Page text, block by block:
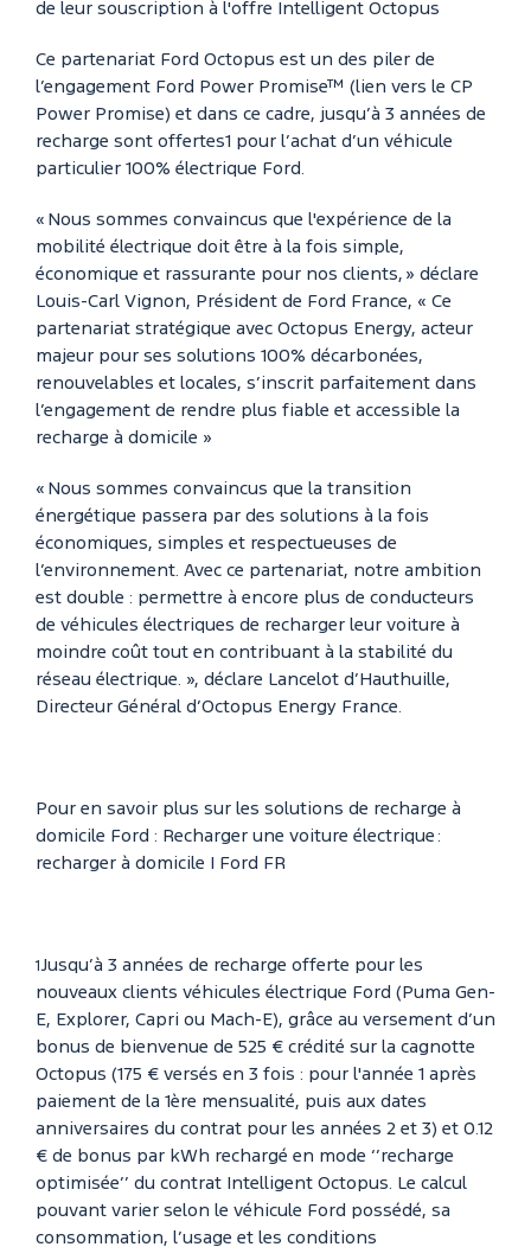
de leur souscription à l'offre Intelligent Octopus
Ce partenariat Ford Octopus est un des piler de
l’engagement Ford Power Promise™ (lien vers le CP
Power Promise) et dans ce cadre, jusqu’à 3 années de
recharge sont offertes1 pour l’achat d’un véhicule
particulier 100% électrique Ford.
« Nous sommes convaincus que l'expérience de la
mobilité électrique doit être à la fois simple,
économique et rassurante pour nos clients, » déclare
Louis-Carl Vignon, Président de Ford France, « Ce
partenariat stratégique avec Octopus Energy, acteur
majeur pour ses solutions 100% décarbonées,
renouvelables et locales, s’inscrit parfaitement dans
l’engagement de rendre plus fiable et accessible la
recharge à domicile »
« Nous sommes convaincus que la transition
énergétique passera par des solutions à la fois
économiques, simples et respectueuses de
l’environnement. Avec ce partenariat, notre ambition
est double : permettre à encore plus de conducteurs
de véhicules électriques de recharger leur voiture à
moindre coût tout en contribuant à la stabilité du
réseau électrique. », déclare Lancelot d’Hauthuille,
Directeur Général d’Octopus Energy France.
Pour en savoir plus sur les solutions de recharge à
domicile Ford : Recharger une voiture électrique :
recharger à domicile | Ford FR
1Jusqu’à 3 années de recharge offerte pour les
nouveaux clients véhicules électrique Ford (Puma Gen-
E, Explorer, Capri ou Mach-E), grâce au versement d’un
bonus de bienvenue de 525 € crédité sur la cagnotte
Octopus (175 € versés en 3 fois : pour l'année 1 après
paiement de la 1ère mensualité, puis aux dates
anniversaires du contrat pour les années 2 et 3) et 0.12
€ de bonus par kWh rechargé en mode ‘’recharge
optimisée’’ du contrat Intelligent Octopus. Le calcul
pouvant varier selon le véhicule Ford possédé, sa
consommation, l’usage et les conditions